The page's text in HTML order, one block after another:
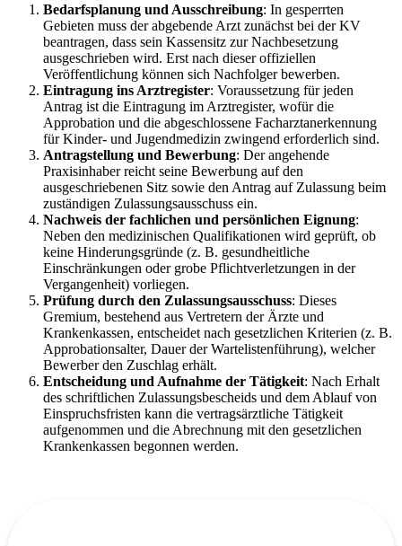
Bedarfsplanung und Ausschreibung: In gesperrten
Gebieten muss der abgebende Arzt zunächst bei der KV
beantragen, dass sein Kassensitz zur Nachbesetzung
ausgeschrieben wird. Erst nach dieser offiziellen
Veröffentlichung können sich Nachfolger bewerben.
Eintragung ins Arztregister: Voraussetzung für jeden
Antrag ist die Eintragung im Arztregister, wofür die
Approbation und die abgeschlossene Facharztanerkennung
für Kinder- und Jugendmedizin zwingend erforderlich sind.
Antragstellung und Bewerbung: Der angehende
Praxisinhaber reicht seine Bewerbung auf den
ausgeschriebenen Sitz sowie den Antrag auf Zulassung beim
zuständigen Zulassungsausschuss ein.
Nachweis der fachlichen und persönlichen Eignung:
Neben den medizinischen Qualifikationen wird geprüft, ob
keine Hinderungsgründe (z. B. gesundheitliche
Einschränkungen oder grobe Pflichtverletzungen in der
Vergangenheit) vorliegen.
Prüfung durch den Zulassungsausschuss: Dieses
Gremium, bestehend aus Vertretern der Ärzte und
Krankenkassen, entscheidet nach gesetzlichen Kriterien (z. B.
Approbationsalter, Dauer der Wartelistenführung), welcher
Bewerber den Zuschlag erhält.
Entscheidung und Aufnahme der Tätigkeit: Nach Erhalt
des schriftlichen Zulassungsbescheids und dem Ablauf von
Einspruchsfristen kann die vertragsärztliche Tätigkeit
aufgenommen und die Abrechnung mit den gesetzlichen
Krankenkassen begonnen werden.